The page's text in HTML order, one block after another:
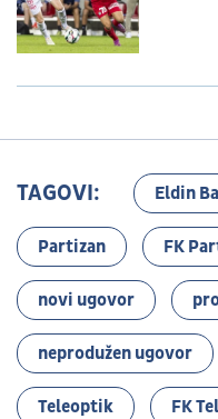
TAGOVI: Eldin
Partizan FK
novi ugovor
neprodužen ugovor
Teleoptik FK